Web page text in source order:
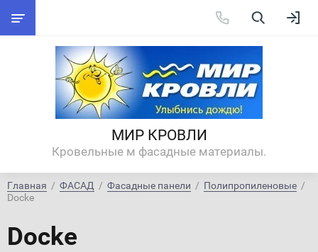
МИР КРОВЛИ
Кровельные м фасадные материалы.
Главная
  /
ФАСАД
  /
Фасадные панели
  /
Полипропиленовые
  /
Docke
Docke